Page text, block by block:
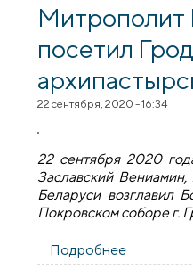
Митрополит
посетил
22 сентября, 2020 - 16:34
22 сентября 2020
Заславский
Беларуси возглавил
Покровском соборе г.
Подробнее
Гродно с